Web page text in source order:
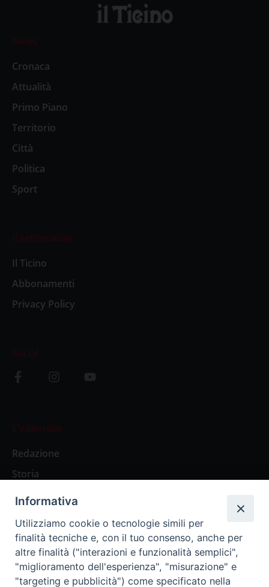
News
Cronaca
Attualità
Primo Piano
Territorio
Città
Politica
Sport
Il settimanale
Il Ticino
Abbonamenti
Privacy Policy
Social
L’editoriale
Redazione
Storia
Abbonamenti
Abbonamento Annuale Digitale
Abbonamento Annuale Cartaceo
Informativa
Utilizziamo cookie o tecnologie simili per
finalità tecniche e, con il tuo consenso, anche per
altre finalità ("interazioni e funzionalità semplici",
"miglioramento dell'esperienza", "misurazione" e
"targeting e pubblicità") come specificato nella